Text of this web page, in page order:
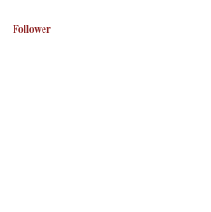
Follower